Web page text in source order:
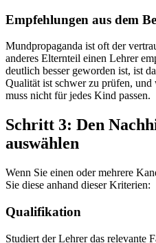
Empfehlungen aus dem
Mundpropaganda ist oft der
anderes Elternteil einen Lehrer
deutlich besser geworden ist, ist
Qualität ist schwer zu prüfen,
muss nicht für jedes Kind passen.
Schritt 3: Den
auswählen
Wenn Sie einen oder mehrere
Sie diese anhand dieser Kriterien:
Qualifikation
Studiert der Lehrer das relevante